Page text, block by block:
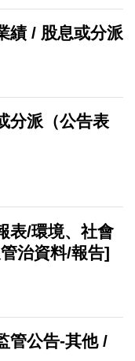
績 / 股息或分派
分派（公告表
表/環境、社會
治資料/報告]
管公告-其他 /